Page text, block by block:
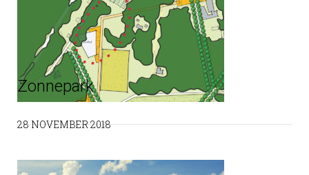
Zonnepark
28 NOVEMBER 2018